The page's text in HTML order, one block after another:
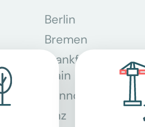
Berlin
Bremen
Frankfurt am
Main
Hannover
Linz